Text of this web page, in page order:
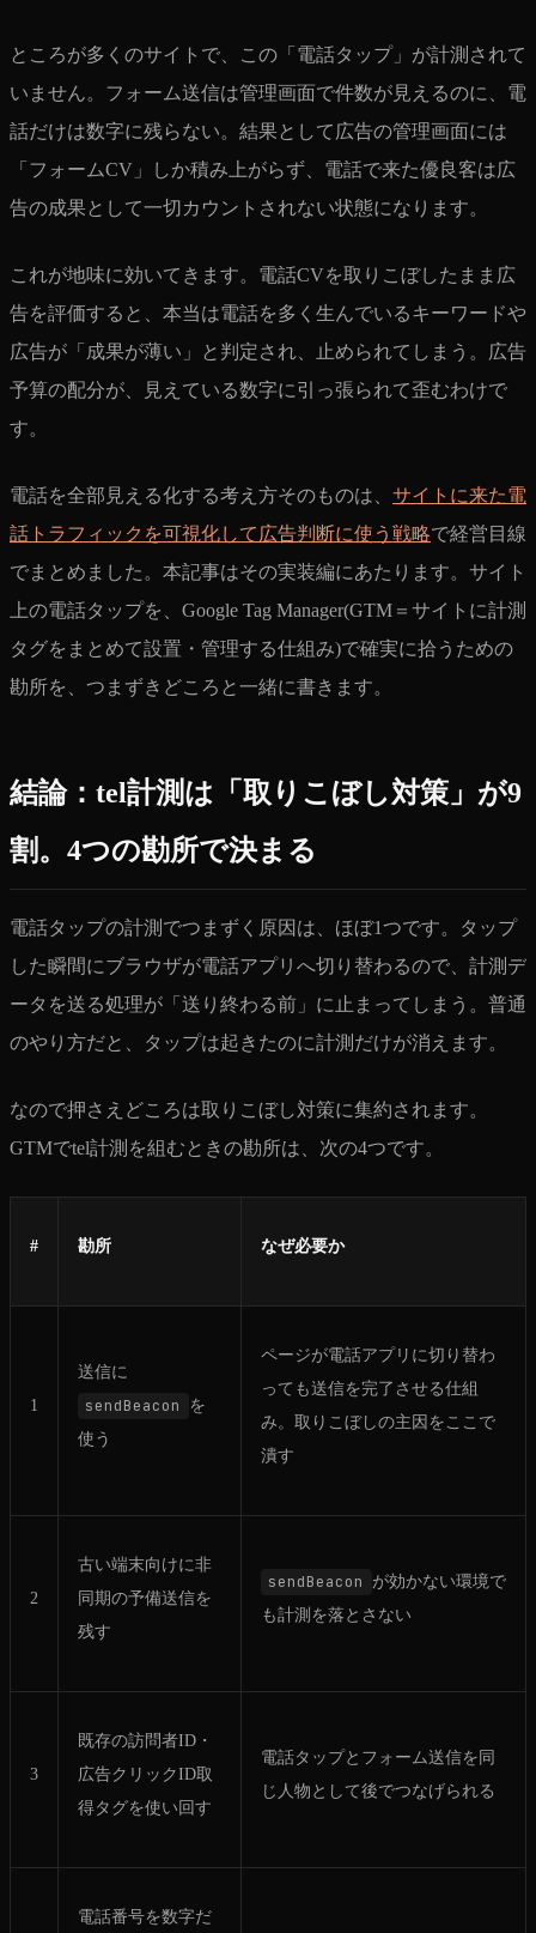
ところが多くのサイトで、この「電話タップ」が計測されて
いません。フォーム送信は管理画面で件数が見えるのに、電
話だけは数字に残らない。結果として広告の管理画面には
「フォームCV」しか積み上がらず、電話で来た優良客は広
告の成果として一切カウントされない状態になります。
これが地味に効いてきます。電話CVを取りこぼしたまま広
告を評価すると、本当は電話を多く生んでいるキーワードや
広告が「成果が薄い」と判定され、止められてしまう。広告
予算の配分が、見えている数字に引っ張られて歪むわけで
す。
電話を全部見える化する考え方そのものは、 サイトに来た電
話トラフィックを可視化して広告判断に使う戦略で経営目線
でまとめました。本記事はその実装編にあたります。サイト
上の電話タップを、Google Tag Manager(GTM＝サイトに計測
タグをまとめて設置・管理する仕組み)で確実に拾うための
勘所を、つまずきどころと一緒に書きます。
結論：tel計測は「取りこぼし対策」が9
割。4つの勘所で決まる
電話タップの計測でつまずく原因は、ほぼ1つです。タップ
した瞬間にブラウザが電話アプリへ切り替わるので、計測デ
ータを送る処理が「送り終わる前」に止まってしまう。普通
のやり方だと、タップは起きたのに計測だけが消えます。
なので押さえどころは取りこぼし対策に集約されます。
GTMでtel計測を組むときの勘所は、次の4つです。
# 勘所 なぜ必要か
1
送信に
sendBeacon
を
使う
ページが電話アプリに切り替わ
っても送信を完了させる仕組
み。取りこぼしの主因をここで
潰す
2
古い端末向けに非
同期の予備送信を
残す
sendBeacon
が効かない環境で
も計測を落とさない
3
既存の訪問者ID・
広告クリックID取
得タグを使い回す
電話タップとフォーム送信を同
じ人物として後でつなげられる
電話番号を数字だ